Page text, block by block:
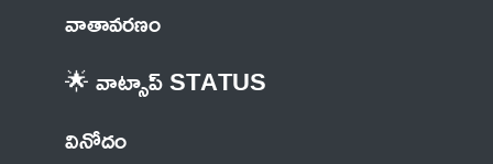
వాతావరణం
🌟 వాట్సాప్ STATUS
వినోదం